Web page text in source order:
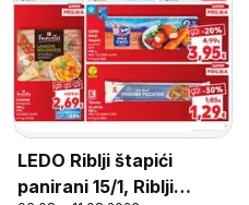
LEDO Riblji štapići
panirani 15/1, Riblji